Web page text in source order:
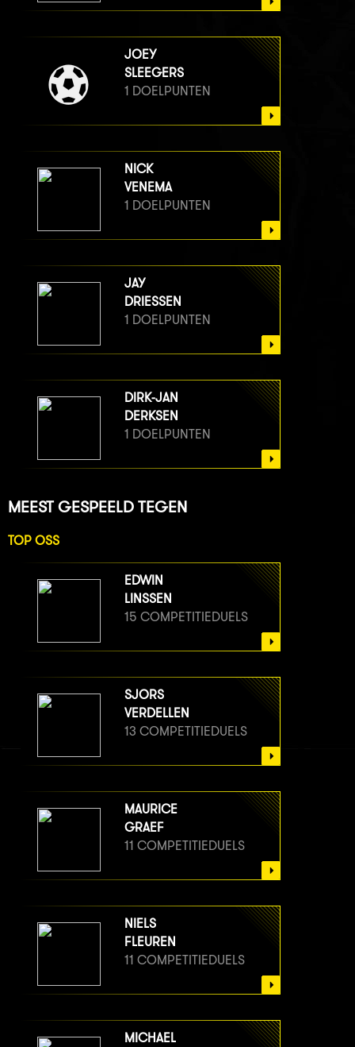
JOEY
SLEEGERS
1 DOELPUNTEN
NICK
VENEMA
1 DOELPUNTEN
JAY
DRIESSEN
1 DOELPUNTEN
DIRK-JAN
DERKSEN
1 DOELPUNTEN
MEEST GESPEELD TEGEN
TOP OSS
EDWIN
LINSSEN
15 COMPETITIEDUELS
SJORS
VERDELLEN
13 COMPETITIEDUELS
MAURICE
GRAEF
11 COMPETITIEDUELS
NIELS
FLEUREN
11 COMPETITIEDUELS
MICHAEL